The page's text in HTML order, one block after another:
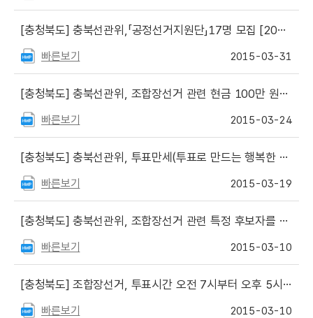
[충청북도] 충북선관위,「공정선거지원단」17명 모집 [2015.3.31.]
빠른보기 2015-03-31
[충청북도] 충북선관위, 조합장선거 관련 현금 100만 원과 소고기 선물세트를 제공한 혐의로 조합장 당선자 등 고발[2015.3.24]
빠른보기 2015-03-24
[충청북도] 충북선관위, 투표만세(투표로 만드는 행복한 세상)실천학교 운영[2015. 3. 19.]
빠른보기 2015-03-19
[충청북도] 충북선관위, 조합장선거 관련 특정 후보자를 위한 기부행위 의사 표시 및 선거운동을 한 혐의로 조합원 고발[2015.3.10.]
빠른보기 2015-03-10
[충청북도] 조합장선거, 투표시간 오전 7시부터 오후 5시까지[2015. 3. 10.]
빠른보기 2015-03-10